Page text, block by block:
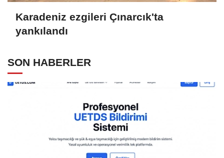
Karadeniz ezgileri Çınarcık'ta
yankılandı
SON HABERLER